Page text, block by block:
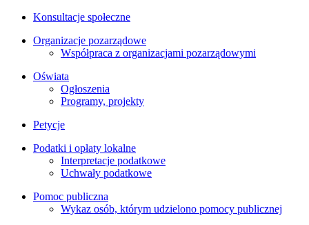
Konsultacje społeczne
Organizacje pozarządowe
Współpraca z organizacjami pozarządowymi
Oświata
Ogłoszenia
Programy, projekty
Petycje
Podatki i opłaty lokalne
Interpretacje podatkowe
Uchwały podatkowe
Pomoc publiczna
Wykaz osób, którym udzielono pomocy publicznej